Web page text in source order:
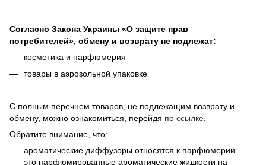
Согласно Закона Украины «О защите прав
потребителей», обмену и возврату не подлежат:
косметика и парфюмерия
товары в аэрозольной упаковке
С полным перечнем товаров, не подлежащим возврату и
обмену, можно ознакомиться, перейдя по ссылке.
Обратите внимание, что:
ароматические диффузоры относятся к парфюмерии –
это парфюмированные ароматические жидкости на